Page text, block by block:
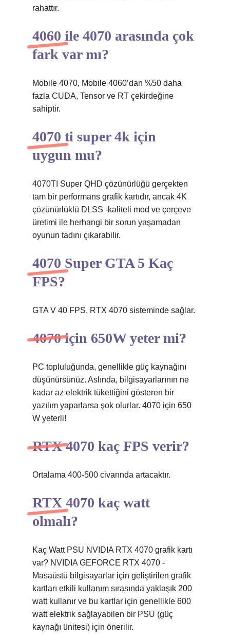
rahattır.
4060 ile 4070 arasında çok
fark var mı?
Mobile 4070, Mobile 4060’dan %50 daha
fazla CUDA, Tensor ve RT çekirdeğine
sahiptir.
4070 ti super 4k için
uygun mu?
4070TI Super QHD çözünürlüğü gerçekten
tam bir performans grafik kartıdır, ancak 4K
çözünürlüklü DLSS -kaliteli mod ve çerçeve
üretimi ile herhangi bir sorun yaşamadan
oyunun tadını çıkarabilir.
4070 Super GTA 5 Kaç
FPS?
GTA V 40 FPS, RTX 4070 sisteminde sağlar.
4070 için 650W yeter mi?
PC topluluğunda, genellikle güç kaynağını
düşünürsünüz. Aslında, bilgisayarlarının ne
kadar az elektrik tükettiğini gösteren bir
yazılım yaparlarsa şok olurlar. 4070 için 650
W yeterli!
RTX 4070 kaç FPS verir?
Ortalama 400-500 civarında artacaktır.
RTX 4070 kaç watt
olmalı?
Kaç Watt PSU NVIDIA RTX 4070 grafik kartı
var? NVIDIA GEFORCE RTX 4070 -
Masaüstü bilgisayarlar için geliştirilen grafik
kartları etkili kullanım sırasında yaklaşık 200
watt kullanır ve bu kartlar için genellikle 600
watt elektrik sağlayabilen bir PSU (güç
kaynağı ünitesi) için önerilir.